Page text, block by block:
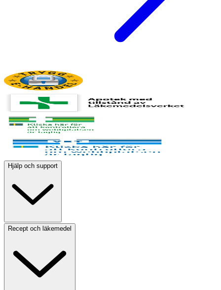
Hjälp och support
Recept och läkemedel